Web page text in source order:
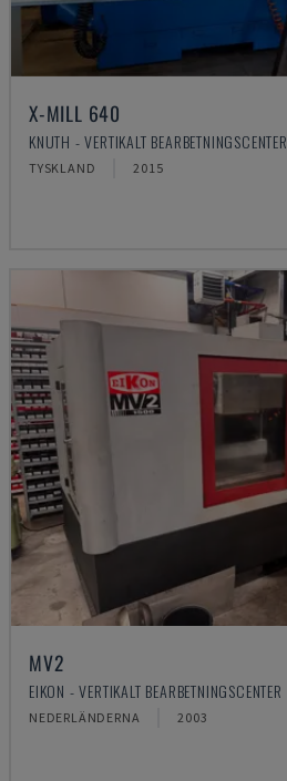
X-MILL 640
KNUTH - VERTIKALT BEARBETNINGSCENTER
TYSKLAND 2015
MV2
EIKON - VERTIKALT BEARBETNINGSCENTER
NEDERLÄNDERNA 2003